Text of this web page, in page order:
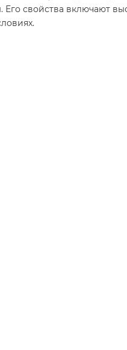
свойства включают